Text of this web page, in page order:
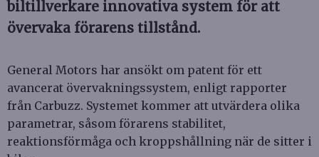
biltillverkare innovativa system för att
övervaka förarens tillstånd.
General Motors har ansökt om patent för ett
avancerat övervakningssystem, enligt rapporter
från Carbuzz. Systemet kommer att utvärdera olika
parametrar, såsom förarens stabilitet,
reaktionsförmåga och kroppshållning när de sitter i